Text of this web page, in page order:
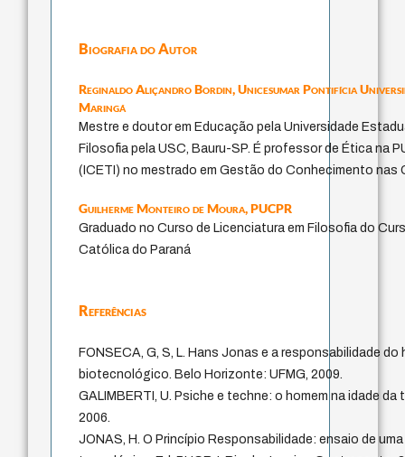
Biografia do Autor
Reginaldo Aliçandro Bordin,Unicesumar Pontifícia
Maringá
Mestre e doutor em Educação pela Universidade
Filosofia pela USC, Bauru-SP. É professor de Ética na
(ICETI) no mestrado em Gestão do Conhecimento nas
Guilherme Monteiro de Moura,PUCPR
Graduado no Curso de Licenciatura em Filosofia do
Católica do Paraná
Referências
FONSECA, G, S, L. Hans Jonas e a responsabilidade
biotecnológico. Belo Horizonte: UFMG, 2009.
GALIMBERTI, U. Psiche e techne: o homem na idade
2006.
JONAS, H. O Princípio Responsabilidade: ensaio de